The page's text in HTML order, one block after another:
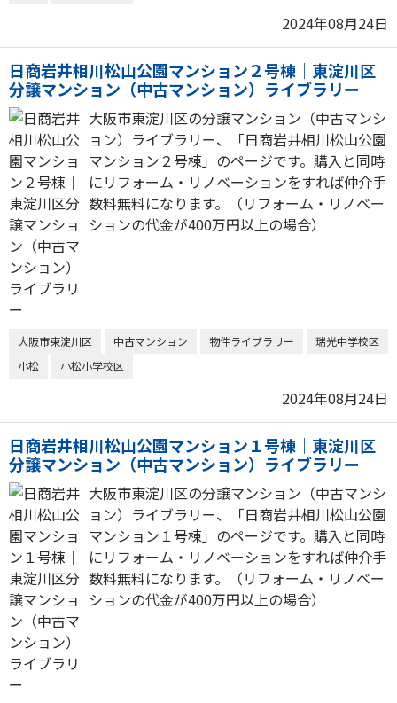
2024年08月24日
日商岩井相川松山公園マンション２号棟｜東淀川区
分譲マンション（中古マンション）ライブラリー
大阪市東淀川区の分譲マンション（中古マンシ
ョン）ライブラリー、「日商岩井相川松山公園
マンション２号棟」のページです。購入と同時
にリフォーム・リノベーションをすれば仲介手
数料無料になります。（リフォーム・リノベー
ションの代金が400万円以上の場合）
大阪市東淀川区 中古マンション 物件ライブラリー
瑞光中学校区
小松
小松小学校区
2024年08月24日
日商岩井相川松山公園マンション１号棟｜東淀川区
分譲マンション（中古マンション）ライブラリー
大阪市東淀川区の分譲マンション（中古マンシ
ョン）ライブラリー、「日商岩井相川松山公園
マンション１号棟」のページです。購入と同時
にリフォーム・リノベーションをすれば仲介手
数料無料になります。（リフォーム・リノベー
ションの代金が400万円以上の場合）